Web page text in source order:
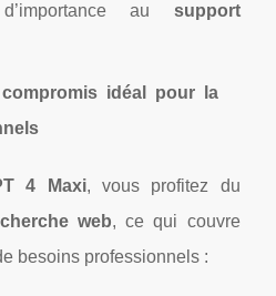
au support
idéal pour la
4 Maxi, vous profitez du
web, ce qui couvre
besoins professionnels :